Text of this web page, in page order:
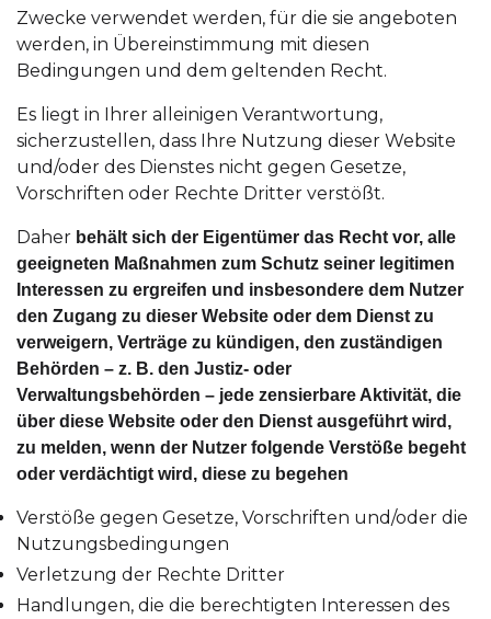
Zwecke verwendet werden, für die sie angeboten
werden, in Übereinstimmung mit diesen
Bedingungen und dem geltenden Recht.
Es liegt in Ihrer alleinigen Verantwortung,
sicherzustellen, dass Ihre Nutzung dieser Website
und/oder des Dienstes nicht gegen Gesetze,
Vorschriften oder Rechte Dritter verstößt.
Daher behält sich der Eigentümer das Recht vor, alle
geeigneten Maßnahmen zum Schutz seiner legitimen
Interessen zu ergreifen und insbesondere dem Nutzer
den Zugang zu dieser Website oder dem Dienst zu
verweigern, Verträge zu kündigen, den zuständigen
Behörden – z. B. den Justiz- oder
Verwaltungsbehörden – jede zensierbare Aktivität, die
über diese Website oder den Dienst ausgeführt wird,
zu melden, wenn der Nutzer folgende Verstöße begeht
oder verdächtigt wird, diese zu begehen
Verstöße gegen Gesetze, Vorschriften und/oder die
Nutzungsbedingungen
Verletzung der Rechte Dritter
Handlungen, die die berechtigten Interessen des